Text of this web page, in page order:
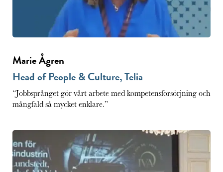
Marie Ågren
Head of People & Culture, Telia
“Jobbsprånget gör vårt arbete med kompetensförsörjning och
mångfald så mycket enklare.”